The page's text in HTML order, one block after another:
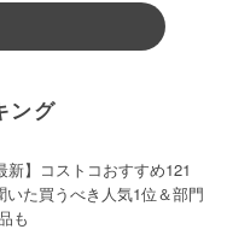
ング
新】コストコおすすめ121
いた買うべき人気1位＆部門
も